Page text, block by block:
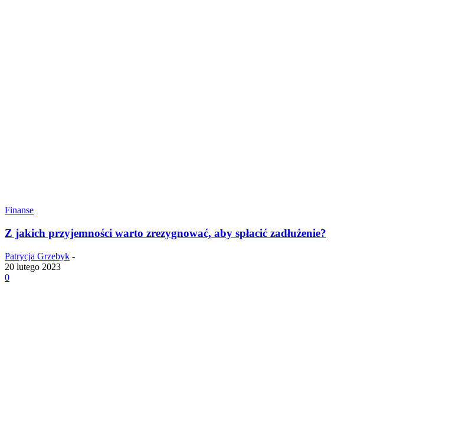
Finanse
Z jakich przyjemności warto zrezygnować, aby spłacić zadłużenie?
Patrycja Grzebyk -
20 lutego 2023
0